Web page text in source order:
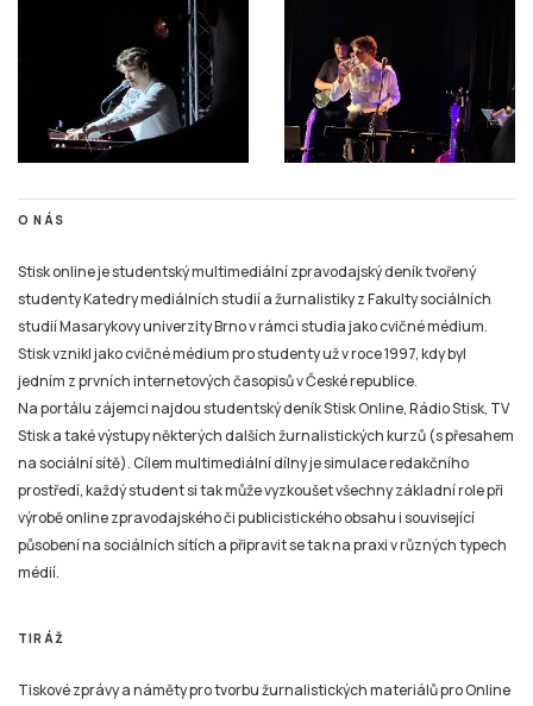
O NÁS
Stisk online je studentský multimediální zpravodajský deník tvořený
studenty Katedry mediálních studií a žurnalistiky z Fakulty sociálních
studií Masarykovy univerzity Brno v rámci studia jako cvičné médium.
Stisk vznikl jako cvičné médium pro studenty už v roce 1997, kdy byl
jedním z prvních internetových časopisů v České republice.
Na portálu zájemci najdou studentský deník Stisk Online, Rádio Stisk, TV
Stisk a také výstupy některých dalších žurnalistických kurzů (s přesahem
na sociální sítě). Cílem multimediální dílny je simulace redakčního
prostředí, každý student si tak může vyzkoušet všechny základní role při
výrobě online zpravodajského či publicistického obsahu i související
působení na sociálních sítích a připravit se tak na praxi v různých typech
médií.
TIRÁŽ
Tiskové zprávy a náměty pro tvorbu žurnalistických materiálů pro Online